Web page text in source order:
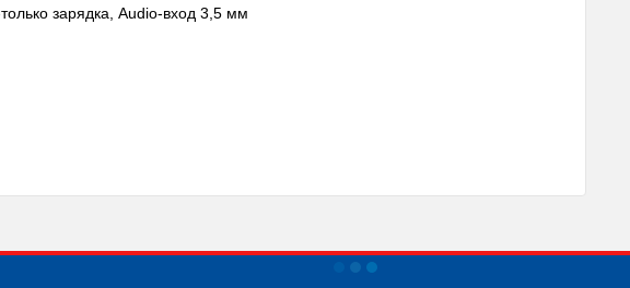
зарядка, Audio-вход 3,5 мм